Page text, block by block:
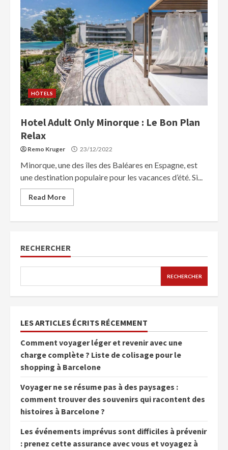
HÔTELS
Hotel Adult Only Minorque : Le Bon Plan
Relax
Remo Kruger 23/12/2022
Minorque, une des îles des Baléares en Espagne, est
une destination populaire pour les vacances d’été. Si...
Read More
RECHERCHER
RECHERCHER
LES ARTICLES ÉCRITS RÉCEMMENT
Comment voyager léger et revenir avec une
charge complète ? Liste de colisage pour le
shopping à Barcelone
Voyager ne se résume pas à des paysages :
comment trouver des souvenirs qui racontent des
histoires à Barcelone ?
Les événements imprévus sont difficiles à prévenir
: prenez cette assurance avec vous et voyagez à